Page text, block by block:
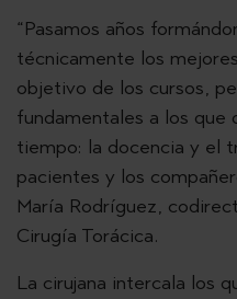
“Pasamos años
técnicamente los
objetivo de los cursos,
fundamentales a los que
tiempo: la docencia y el
pacientes y los
María Rodríguez,
Cirugía Torácica.
La cirujana intercala los